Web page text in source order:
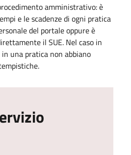
amministrativo: è
e le scadenze di ogni pratica
del portale oppure è
il SUE. Nel caso in
una pratica non abbiano